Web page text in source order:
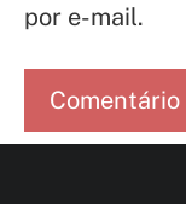
por e-mail.